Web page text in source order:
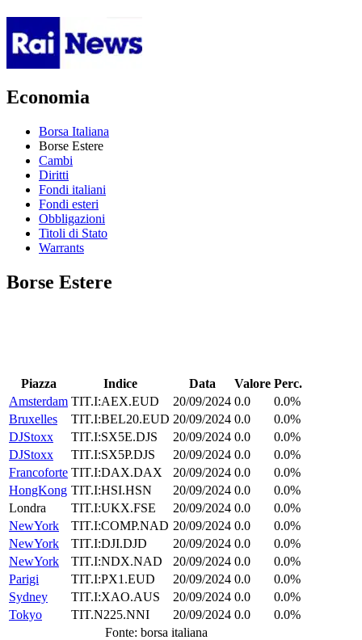
Economia
Borsa Italiana
Borse Estere
Cambi
Diritti
Fondi italiani
Fondi esteri
Obbligazioni
Titoli di Stato
Warrants
Borse Estere
Piazza Indice Data Valore Perc.
Amsterdam TIT.I:AEX.EUD 20/09/2024 0.0
0.0%
Bruxelles
TIT.I:BEL20.EUD 20/09/2024 0.0
0.0%
DJStoxx
TIT.I:SX5E.DJS 20/09/2024 0.0
0.0%
DJStoxx
TIT.I:SX5P.DJS 20/09/2024 0.0
0.0%
Francoforte TIT.I:DAX.DAX 20/09/2024 0.0
0.0%
HongKong TIT.I:HSI.HSN 20/09/2024 0.0
0.0%
Londra
TIT.I:UKX.FSE 20/09/2024 0.0
0.0%
NewYork
TIT.I:COMP.NAD 20/09/2024 0.0
0.0%
NewYork
TIT.I:DJI.DJD 20/09/2024 0.0
0.0%
NewYork
TIT.I:NDX.NAD 20/09/2024 0.0
0.0%
Parigi
TIT.I:PX1.EUD 20/09/2024 0.0
0.0%
Sydney
TIT.I:XAO.AUS 20/09/2024 0.0
0.0%
Tokyo
TIT.N225.NNI 20/09/2024 0.0
0.0%
Fonte: borsa italiana